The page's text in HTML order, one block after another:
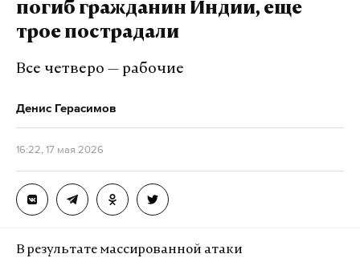
погиб гражданин Индии, еще
трое пострадали
Все четверо — рабочие
Денис Герасимов
16:22, 17 мая 2026
В результате массированной атаки